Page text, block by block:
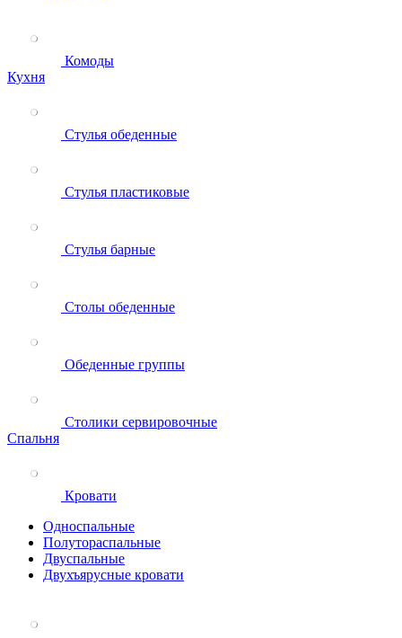
Комоды
Кухня
Стулья обеденные
Стулья пластиковые
Стулья барные
Столы обеденные
Обеденные группы
Столики сервировочные
Спальня
Кровати
Односпальные
Полутораспальные
Двуспальные
Двухъярусные кровати